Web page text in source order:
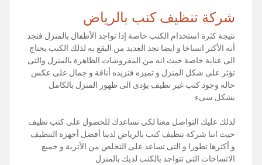
شركة تنظيف كنب بالرياض
نتيجة كثرة استخدام الكنب خاصة إذا تواجد الأطفال بالمنزل فتجد
أنه الأكثر اتساخا و ايضا تجد العديد من البقع به لذلك الكنب يحتاج
الى عناية خاصة حيث انه من المفروشات الظاهرة بالمنزل والتى
تؤثر على شكل المنزل و تميزه فتزيده أناقة و جمال على عكس
حالة وجود كنب غير نظيف يؤدى الى ظهور المنزل بالكامل
بشكل سىء
لذلك عليك التواصل معنا لكى نساعدك للحصول على كنب نظيف
حيث اننا شركة تنظيف كنب بالرياض لدينا أفضل أجهزة التنظيف
و أكثرها تطورا و التى تساعد على التخلص من الأتربة و جميع
الاتساخات التى تتواجد بالكنب لديك بالمنزل